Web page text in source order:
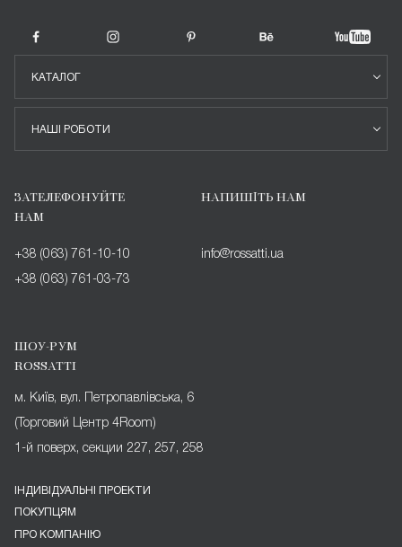
КАТАЛОГ
НАШІ РОБОТИ
ЗАТЕЛЕФОНУЙТЕ
НАМ
+38 (063) 761-10-10
+38 (063) 761-03-73
НАПИШІТЬ НАМ
info@rossatti.ua
ШОУ-РУМ
ROSSATTI
м. Київ, вул. Петропавлівська, 6
(Торговий Центр 4Room)
1-й поверх, секции 227, 257, 258
ІНДИВІДУАЛЬНІ ПРОЕКТИ
ПОКУПЦЯМ
ПРО КОМПАНІЮ